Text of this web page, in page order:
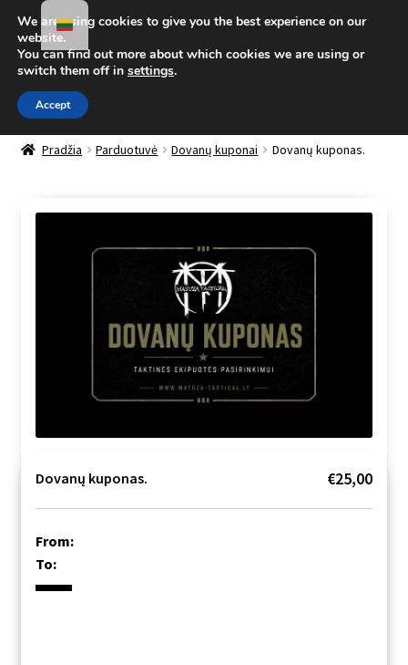
Pereiti prie meniu
Pereiti prie turinio
Meniu
Parduotuvė
Pradžia Parduotuvė Dovanų kuponai Dovanų kuponas.
Dovanų kuponas. €25,00
From:
To:
We are using cookies to give you the best experience on our
website.
You can find out more about which cookies we are using or
switch them off in settings.
Accept